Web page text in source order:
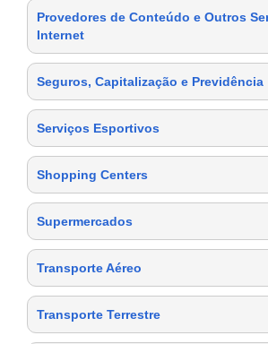
Provedores de Conteúdo e Outros
Internet
Seguros, Capitalização e Previdência
Serviços Esportivos
Shopping Centers
Supermercados
Transporte Aéreo
Transporte Terrestre